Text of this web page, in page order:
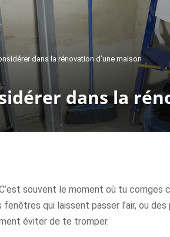
dans la rénovation d’une maison
dans la
souvent le moment où tu
qui laissent passer l’air, ou
éviter de te tromper.